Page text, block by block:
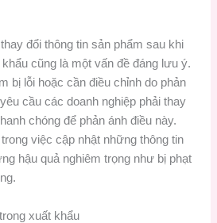
đổi thông tin sản phẩm sau khi
cũng là một vấn đề đáng lưu ý.
bị lỗi hoặc cần điều chỉnh do phản
cầu các doanh nghiệp phải thay
chóng để phản ánh điều này.
việc cập nhật những thông tin
hậu quả nghiêm trọng như bị phạt
xuất khẩu